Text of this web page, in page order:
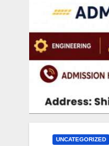
UNCATEGORIZED